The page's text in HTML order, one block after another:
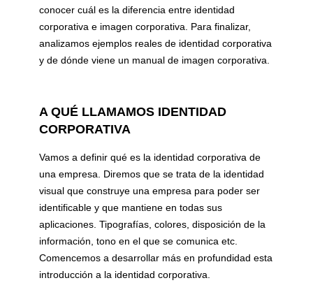
conocer cuál es la diferencia entre identidad
corporativa e imagen corporativa. Para finalizar,
analizamos ejemplos reales de identidad corporativa
y de dónde viene un manual de imagen corporativa.
A QUÉ LLAMAMOS IDENTIDAD
CORPORATIVA
Vamos a definir qué es la identidad corporativa de
una empresa. Diremos que se trata de la identidad
visual que construye una empresa para poder ser
identificable y que mantiene en todas sus
aplicaciones. Tipografías, colores, disposición de la
información, tono en el que se comunica etc.
Comencemos a desarrollar más en profundidad esta
introducción a la identidad corporativa.